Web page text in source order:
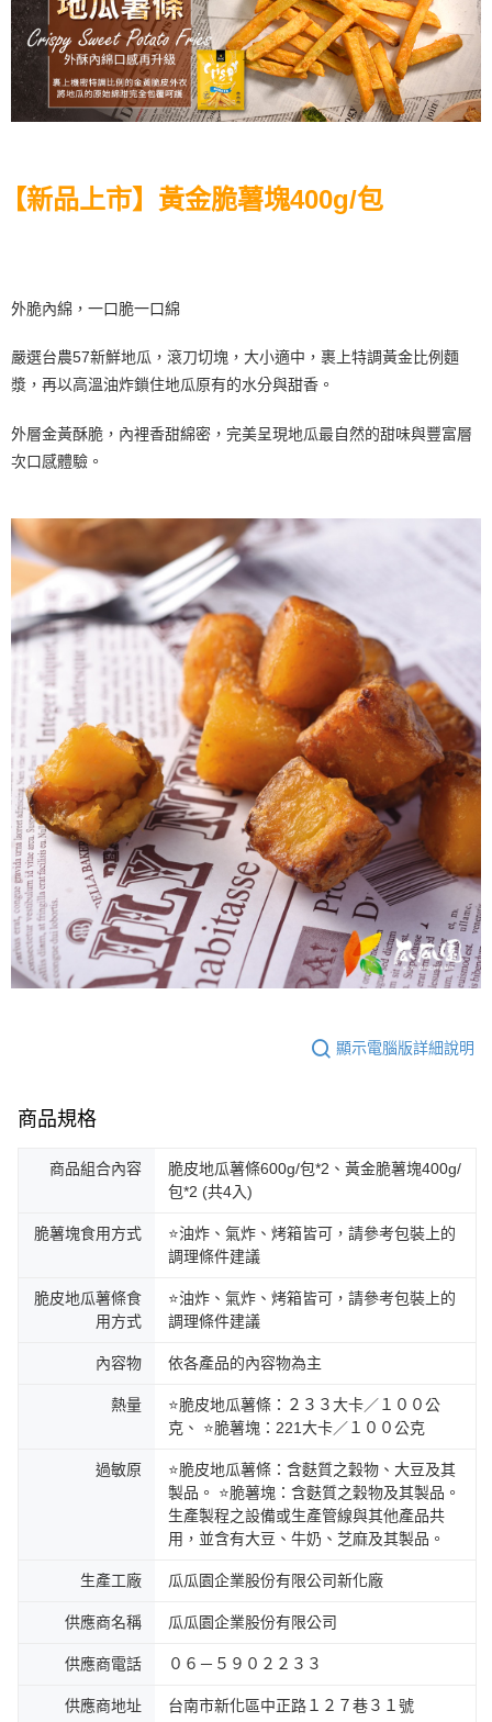
【新品上市】黃金脆薯塊400g/包
外脆內綿，一口脆一口綿
嚴選台農57新鮮地瓜，滾刀切塊，大小適中，裹上特調黃金比例麵
漿，再以高溫油炸鎖住地瓜原有的水分與甜香。
外層金黃酥脆，內裡香甜綿密，完美呈現地瓜最自然的甜味與豐富層
次口感體驗。
顯示電腦版詳細說明
商品規格
商品組合內容
脆皮地瓜薯條600g/包*2、黃金脆薯塊400g/
包*2 (共4入)
脆薯塊食用方式
⭐油炸、氣炸、烤箱皆可，請參考包裝上的
調理條件建議
脆皮地瓜薯條食
用方式
⭐油炸、氣炸、烤箱皆可，請參考包裝上的
調理條件建議
內容物 依各產品的內容物為主
熱量
⭐脆皮地瓜薯條：２３３大卡／１００公
克、 ⭐脆薯塊：221大卡／１００公克
過敏原
⭐脆皮地瓜薯條：含麩質之穀物、大豆及其
製品。 ⭐脆薯塊：含麩質之穀物及其製品。
生產製程之設備或生產管線與其他產品共
用，並含有大豆、牛奶、芝麻及其製品。
生產工廠 瓜瓜園企業股份有限公司新化廠
供應商名稱 瓜瓜園企業股份有限公司
供應商電話 ０６－５９０２２３３
供應商地址 台南市新化區中正路１２７巷３１號